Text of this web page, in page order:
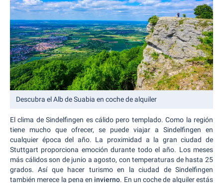
Descubra el Alb de Suabia en coche de alquiler
El clima de Sindelfingen es cálido pero templado. Como la región
tiene mucho que ofrecer, se puede viajar a Sindelfingen en
cualquier época del año. La proximidad a la gran ciudad de
Stuttgart proporciona emoción durante todo el año. Los meses
más cálidos son de junio a agosto, con temperaturas de hasta 25
grados. Así que hacer turismo en la ciudad de Sindelfingen
también merece la pena en invierno. En un coche de alquiler estás